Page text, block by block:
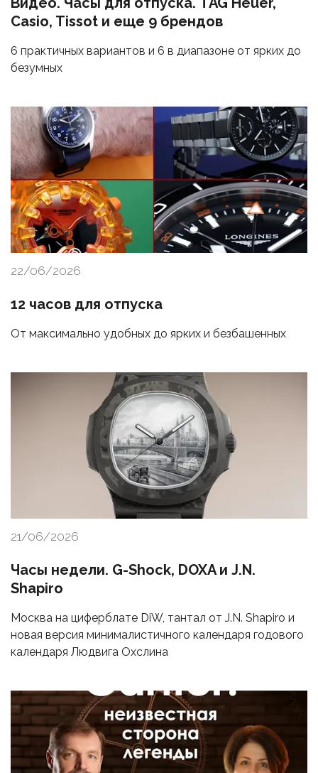
Casio, Tissot и еще 9 брендов
6 практичных вариантов и 6 в диапазоне от ярких до
безумных
22/06/2026
12 часов для отпуска
От максимально удобных до ярких и безбашенных
21/06/2026
Часы недели. G-Shock, DOXA и J.N.
Shapiro
Москва на циферблате DiW, тантал от J.N. Shapiro и
новая версия минималистичного календаря годового
календаря Людвига Охслина